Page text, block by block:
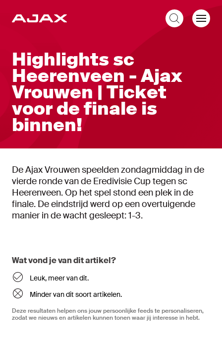
Highlights sc
Heerenveen - Ajax
Vrouwen | Ticket
voor de finale is
binnen!
De Ajax Vrouwen speelden zondagmiddag in de
vierde ronde van de Eredivisie Cup tegen sc
Heerenveen. Op het spel stond een plek in de
finale. De eindstrijd werd op een overtuigende
manier in de wacht gesleept: 1-3.
Wat vond je van dit artikel?
Leuk, meer van dit.
Minder van dit soort artikelen.
Deze resultaten helpen ons jouw persoonlijke feeds te personaliseren,
zodat we nieuws en artikelen kunnen tonen waar jij interesse in hebt.